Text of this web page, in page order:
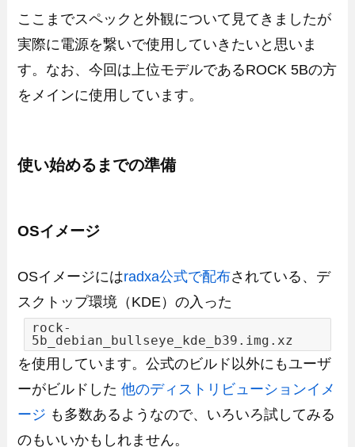
ここまでスペックと外観について見てきましたが
実際に電源を繋いで使用していきたいと思いま
す。なお、今回は上位モデルであるROCK 5Bの方
をメインに使用しています。
使い始めるまでの準備
OSイメージ
OSイメージにはradxa公式で配布されている、デ
スクトップ環境（KDE）の入った
rock-
5b_debian_bullseye_kde_b39.img.xz
を使用しています。公式のビルド以外にもユーザ
ーがビルドした他のディストリビューションイメ
ージ も多数あるようなので、いろいろ試してみる
のもいいかもしれません。